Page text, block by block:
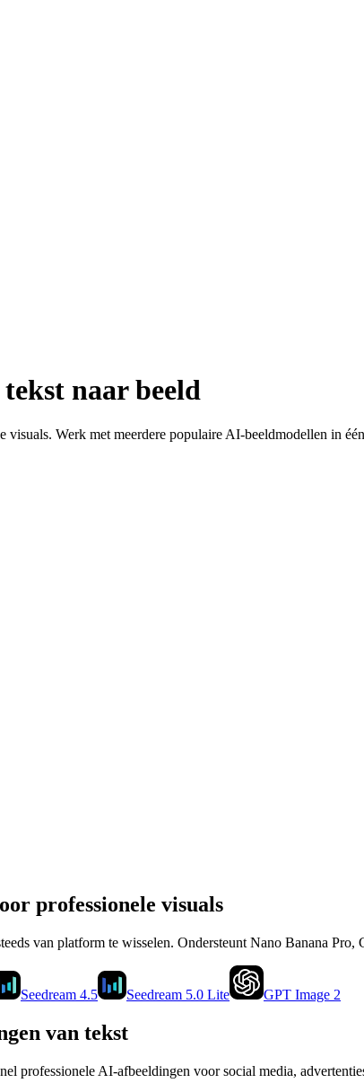
naar beeld
Werk met meerdere populaire AI-beeldmodellen in
professionele visuals
van platform te wisselen. Ondersteunt Nano Banana Pro,
Seedream 4.5 Seedream 5.0 Lite GPT Image 2
van tekst
professionele AI-afbeeldingen voor social media,